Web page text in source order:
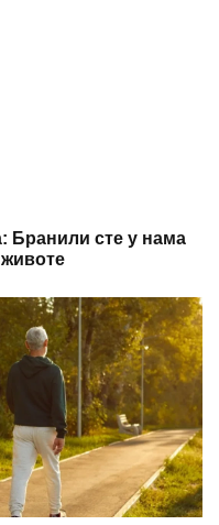
Бранили сте у нама